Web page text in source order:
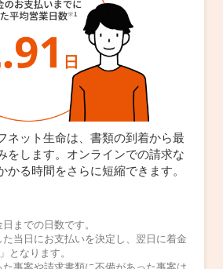
ネット生命は、書類の到着から最
をします。オンラインでの請求な
かる時間をさらに短縮できます。
までの日数です。
当日にお支払いを決定し、翌日に着金
となります。